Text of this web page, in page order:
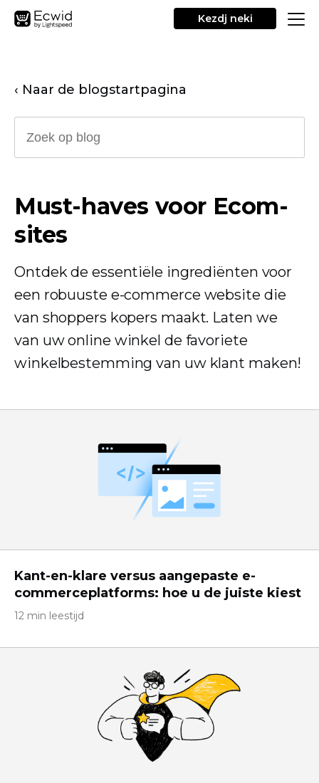
Kezdj neki
‹ Naar de blogstartpagina
Must-haves voor Ecom-
sites
Ontdek de essentiële ingrediënten voor
een robuuste e-commerce website die
van shoppers kopers maakt. Laten we
van uw online winkel de favoriete
winkelbestemming van uw klant maken!
Kant-en-klare versus aangepaste e-
commerceplatforms: hoe u de juiste kiest
12 min leestijd